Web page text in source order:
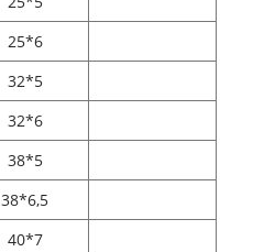
25*6
32*5
32*6
38*5
38*6,5
40*7